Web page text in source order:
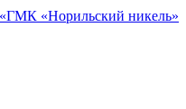
«Норильский никель»